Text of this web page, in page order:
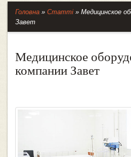
Головна » Статті » Медицинское
Завет
Медицинское
компании Завет